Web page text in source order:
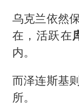
乌克兰依然
在，活跃在
内。
而泽连斯基
所。